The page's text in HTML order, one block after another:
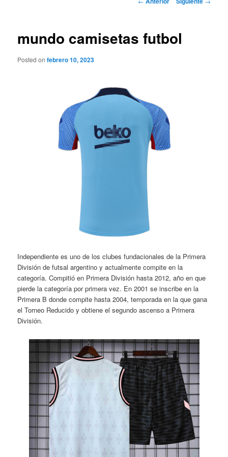
mundo camisetas futbol
Posted onfebrero 10, 2023
Independiente es uno de los clubes fundacionales de la Primera
División de futsal argentino y actualmente compite en la
categoría. Compitió en Primera División hasta 2012, año en que
pierde la categoría por primera vez. En 2001 se inscribe en la
Primera B donde compite hasta 2004, temporada en la que gana
el Torneo Reducido y obtiene el segundo ascenso a Primera
División.